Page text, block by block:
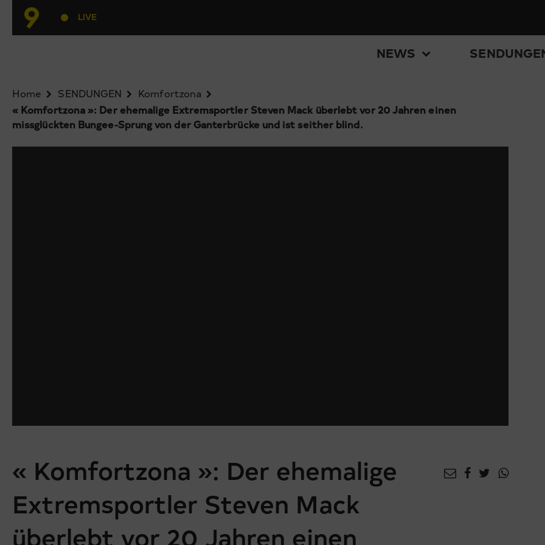
LIVE
NEWS
Home SENDUNGEN
Komfortzona
« Komfortzona »: Der ehemalige Extremsportler Steven Mack überlebt vor 20 Jahren einen
missglückten Bungee-Sprung von der Ganterbrücke und ist seither blind.
« Komfortzona »: Der ehemalige
Extremsportler Steven Mack
überlebt vor 20 Jahren einen